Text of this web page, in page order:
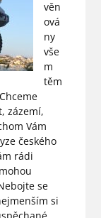
věn
ová
ny
vše
m
těm
zázemí,
Vám
českého
rádi
se
si